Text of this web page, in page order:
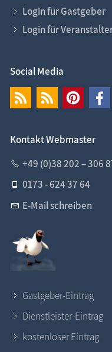
Login für Gastgeber
Login für
Social Media
Kontakt Webmaster
+49 (0)38 202 – 306
0173 - 624 37 64
E-Mail schreiben
Gastgeber-Eintrag
Dienstleister-Eintrag
kostenloser Eintrag